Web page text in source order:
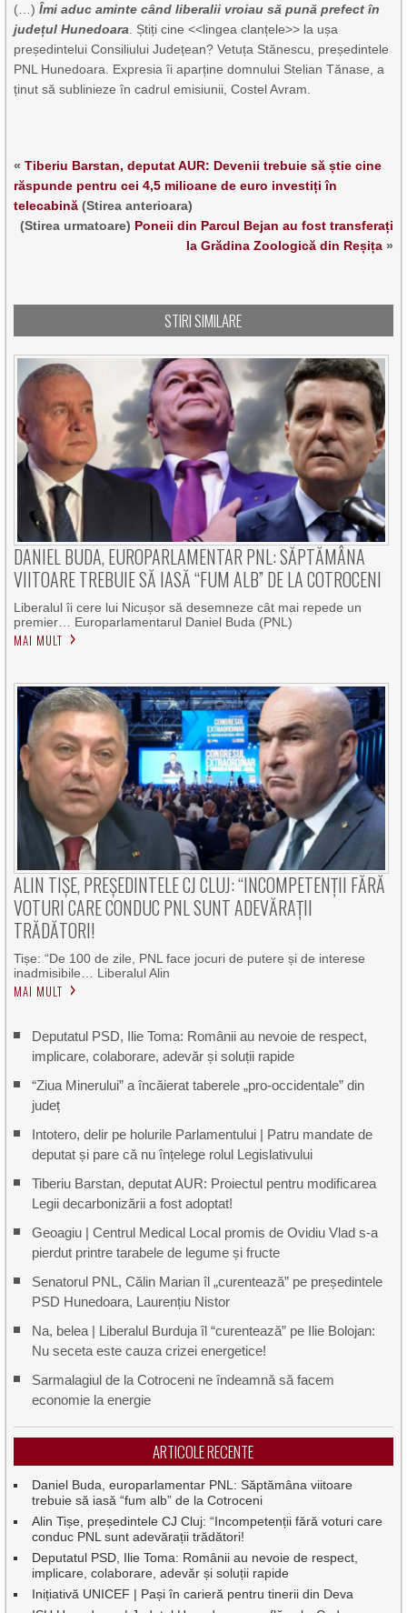
(…) Îmi aduc aminte când liberalii vroiau să pună prefect în
județul Hunedoara . Știți cine <<lingea clanțele>> la ușa
președintelui Consiliului Județean? Vetuța Stănescu, președintele
PNL Hunedoara. Expresia îi aparține domnului Stelian Tănase, a
ținut să sublinieze în cadrul emisiunii, Costel Avram.
«Tiberiu Barstan, deputat AUR: Devenii trebuie să știe cine
răspunde pentru cei 4,5 milioane de euro investiți în
telecabină (Stirea anterioara)
(Stirea urmatoare) Poneii din Parcul Bejan au fost transferați
la Grădina Zoologică din Reșița»
STIRI SIMILARE
DANIEL BUDA, EUROPARLAMENTAR PNL: SĂPTĂMÂNA
VIITOARE TREBUIE SĂ IASĂ “FUM ALB” DE LA COTROCENI
Liberalul îi cere lui Nicușor să desemneze cât mai repede un
premier… Europarlamentarul Daniel Buda (PNL)
MAI MULT
ALIN TIȘE, PREȘEDINTELE CJ CLUJ: “INCOMPETENȚII FĂRĂ
VOTURI CARE CONDUC PNL SUNT ADEVĂRAȚII
TRĂDĂTORI!
Tișe: “De 100 de zile, PNL face jocuri de putere și de interese
inadmisibile… Liberalul Alin
MAI MULT
Deputatul PSD, Ilie Toma: Românii au nevoie de respect,
implicare, colaborare, adevăr și soluții rapide
“Ziua Minerului” a încăierat taberele „pro-occidentale” din
județ
Intotero, delir pe holurile Parlamentului | Patru mandate de
deputat și pare că nu înțelege rolul Legislativului
Tiberiu Barstan, deputat AUR: Proiectul pentru modificarea
Legii decarbonizării a fost adoptat!
Geoagiu | Centrul Medical Local promis de Ovidiu Vlad s-a
pierdut printre tarabele de legume și fructe
Senatorul PNL, Călin Marian îl „curentează” pe președintele
PSD Hunedoara, Laurențiu Nistor
Na, belea | Liberalul Burduja îl “curentează” pe Ilie Bolojan:
Nu seceta este cauza crizei energetice!
Sarmalagiul de la Cotroceni ne îndeamnă să facem
economie la energie
ARTICOLE RECENTE
Daniel Buda, europarlamentar PNL: Săptămâna viitoare
trebuie să iasă “fum alb” de la Cotroceni
Alin Tișe, președintele CJ Cluj: “Incompetenții fără voturi care
conduc PNL sunt adevărații trădători!
Deputatul PSD, Ilie Toma: Românii au nevoie de respect,
implicare, colaborare, adevăr și soluții rapide
Inițiativă UNICEF | Pași în carieră pentru tinerii din Deva